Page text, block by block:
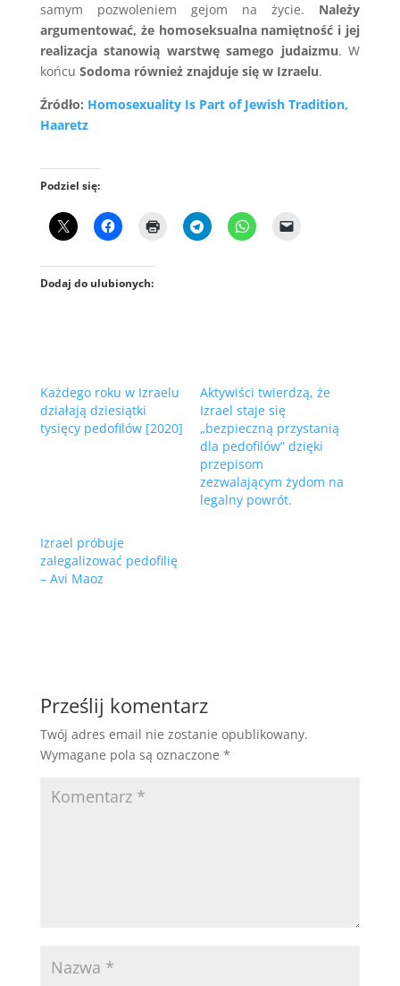
samym pozwoleniem gejom na życie. Należy
argumentować, że homoseksualna namiętność i jej
realizacja stanowią warstwę samego judaizmu. W
końcu Sodoma również znajduje się w Izraelu.
Źródło: Homosexuality Is Part of Jewish Tradition,
Haaretz
Podziel się:
Dodaj do ulubionych:
Każdego roku w Izraelu
działają dziesiątki
tysięcy pedofilów [2020]
Aktywiści twierdzą, że
Izrael staje się
„bezpieczną przystanią
dla pedofilów” dzięki
przepisom
zezwalającym żydom na
legalny powrót.
Izrael próbuje
zalegalizować pedofilię
– Avi Maoz
Prześlij komentarz
Twój adres email nie zostanie opublikowany.
Wymagane pola są oznaczone *